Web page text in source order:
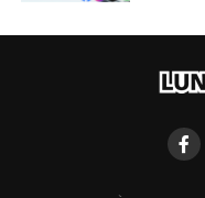
prossimità dei pubblici
Vietato anche
Le regole riguardano